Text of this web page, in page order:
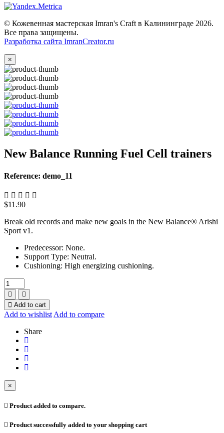
© Кожевенная мастерская Imran's Craft в Калининграде 2026.
Все права защищены.
Разработка сайта ImranCreator.ru
×
New Balance Running Fuel Cell trainers
Reference: demo_11
$11.90
Break old records and make new goals in the New Balance® Arishi
Sport v1.
Predecessor: None.
Support Type: Neutral.
Cushioning: High energizing cushioning.
Add to cart
Add to wishlist Add to compare
Share
×
Product added to compare.
Product successfully added to your shopping cart